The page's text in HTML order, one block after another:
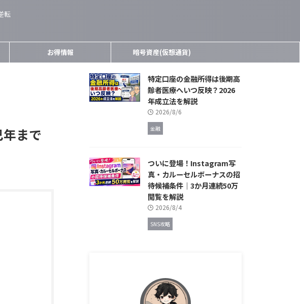
転
お得情報 暗号資産(仮想通貨)
まで
特定口座の金融所得は後期高
齢者医療へいつ反映？2026
年成立法を解説
2026/8/6
金融
ついに登場！Instagram写
真・カルーセルボーナスの招
待候補条件｜3か月連続50万
閲覧を解説
2026/8/4
SNS攻略